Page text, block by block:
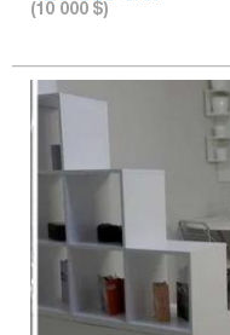
(10 000 $)